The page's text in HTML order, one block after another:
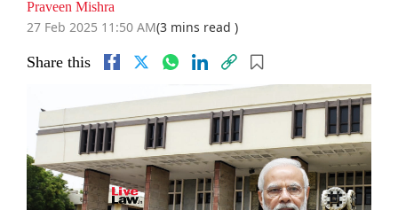
Praveen Mishra
27 Feb 2025 11:50 AM(3 mins read )
Share this